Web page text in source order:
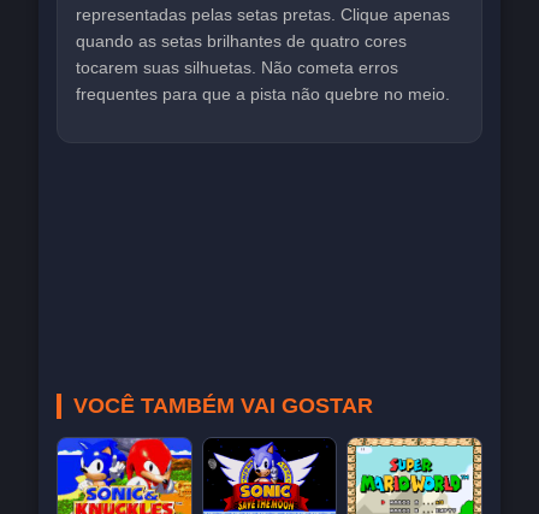
representadas pelas setas pretas. Clique apenas
quando as setas brilhantes de quatro cores
tocarem suas silhuetas. Não cometa erros
frequentes para que a pista não quebre no meio.
VOCÊ TAMBÉM VAI GOSTAR